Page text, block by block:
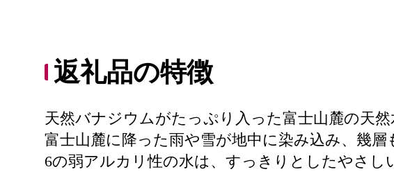
返礼品の特徴
天然バナジウムがたっぷり入った富士山麓の天然
富士山麓に降った雨や雪が地中に染み込み、幾
6の弱アルカリ性の水は、すっきりとしたやさし